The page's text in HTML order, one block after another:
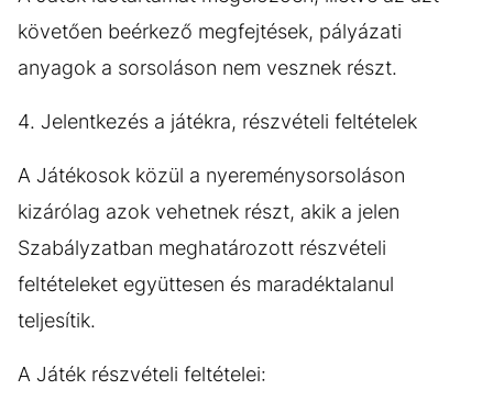
követően beérkező megfejtések, pályázati
anyagok a sorsoláson nem vesznek részt.
4. Jelentkezés a játékra, részvételi feltételek
A Játékosok közül a nyereménysorsoláson
kizárólag azok vehetnek részt, akik a jelen
Szabályzatban meghatározott részvételi
feltételeket együttesen és maradéktalanul
teljesítik.
A Játék részvételi feltételei: